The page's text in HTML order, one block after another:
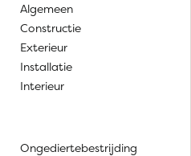
Algemeen
Constructie
Exterieur
Installatie
Interieur
Ongediertebestrijding